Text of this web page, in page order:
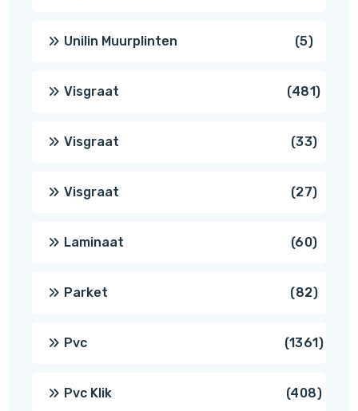
Unilin Muurplinten 55
Visgraat 481481
Visgraat 3333
Visgraat 2727
Laminaat 6060
Parket 8282
Pvc 13611361
Pvc Klik 408408